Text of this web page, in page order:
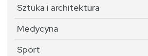
Sztuka i architektura
Medycyna
Sport